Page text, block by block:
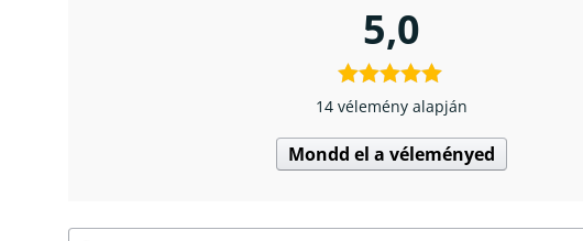
5,0
14 vélemény alapján
Mondd el a véleményed